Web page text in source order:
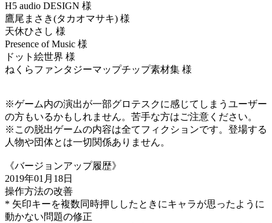
H5 audio DESIGN 様
鷹尾まさき(タカオマサキ) 様
天休ひさし 様
Presence of Music 様
ドット絵世界 様
ねくらファンタジーマップチップ素材集 様
※ゲーム内の演出が一部グロテスクに感じてしまうユーザー
の方もいるかもしれません。苦手な方はご注意ください。
※この脱出ゲームの内容は全てフィクションです。登場する
人物や団体とは一切関係ありません。
《バージョンアップ履歴》
2019年01月18日
操作方法の改善
* 矢印キーを複数同時押ししたときにキャラが思ったように
動かない問題の修正